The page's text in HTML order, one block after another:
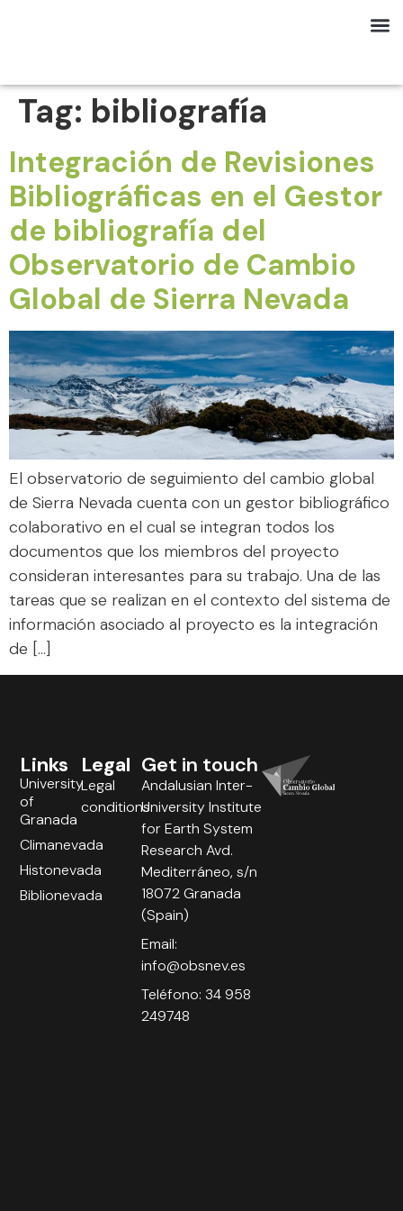
Tag: bibliografía
Integración de Revisiones
Bibliográficas en el Gestor
de bibliografía del
Observatorio de Cambio
Global de Sierra Nevada
El observatorio de seguimiento del cambio global
de Sierra Nevada cuenta con un gestor bibliográfico
colaborativo en el cual se integran todos los
documentos que los miembros del proyecto
consideran interesantes para su trabajo. Una de las
tareas que se realizan en el contexto del sistema de
información asociado al proyecto es la integración
de […]
Legal
Legal
conditions
Links
University
of
Granada
Climanevada
Histonevada
Biblionevada
Get in touch
Andalusian Inter-
University Institute
for Earth System
Research Avd.
Mediterráneo, s/n
18072 Granada
(Spain)
Email:
info@obsnev.es
Teléfono: 34 958
249748